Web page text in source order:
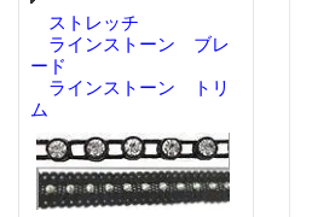
ストレッチ
ラインストーン ブレ
ード
ラインストーン トリ
ム